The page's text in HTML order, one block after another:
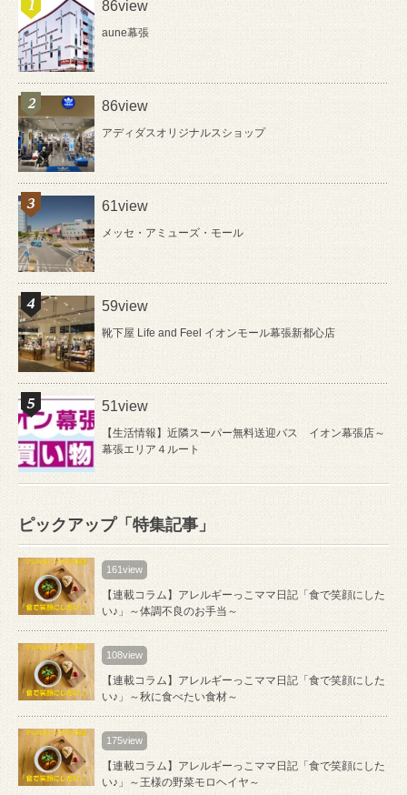
86view
aune幕張
86view
アディダスオリジナルスショップ
61view
メッセ・アミューズ・モール
59view
靴下屋 Life and Feel イオンモール幕張新都心店
51view
【生活情報】近隣スーパー無料送迎バス イオン幕張店～
幕張エリア４ルート
ピックアップ「特集記事」
161view
【連載コラム】アレルギーっこママ日記「食で笑顔にした
い♪」～体調不良のお手当～
108view
【連載コラム】アレルギーっこママ日記「食で笑顔にした
い♪」～秋に食べたい食材～
175view
【連載コラム】アレルギーっこママ日記「食で笑顔にした
い♪」～王様の野菜モロヘイヤ～